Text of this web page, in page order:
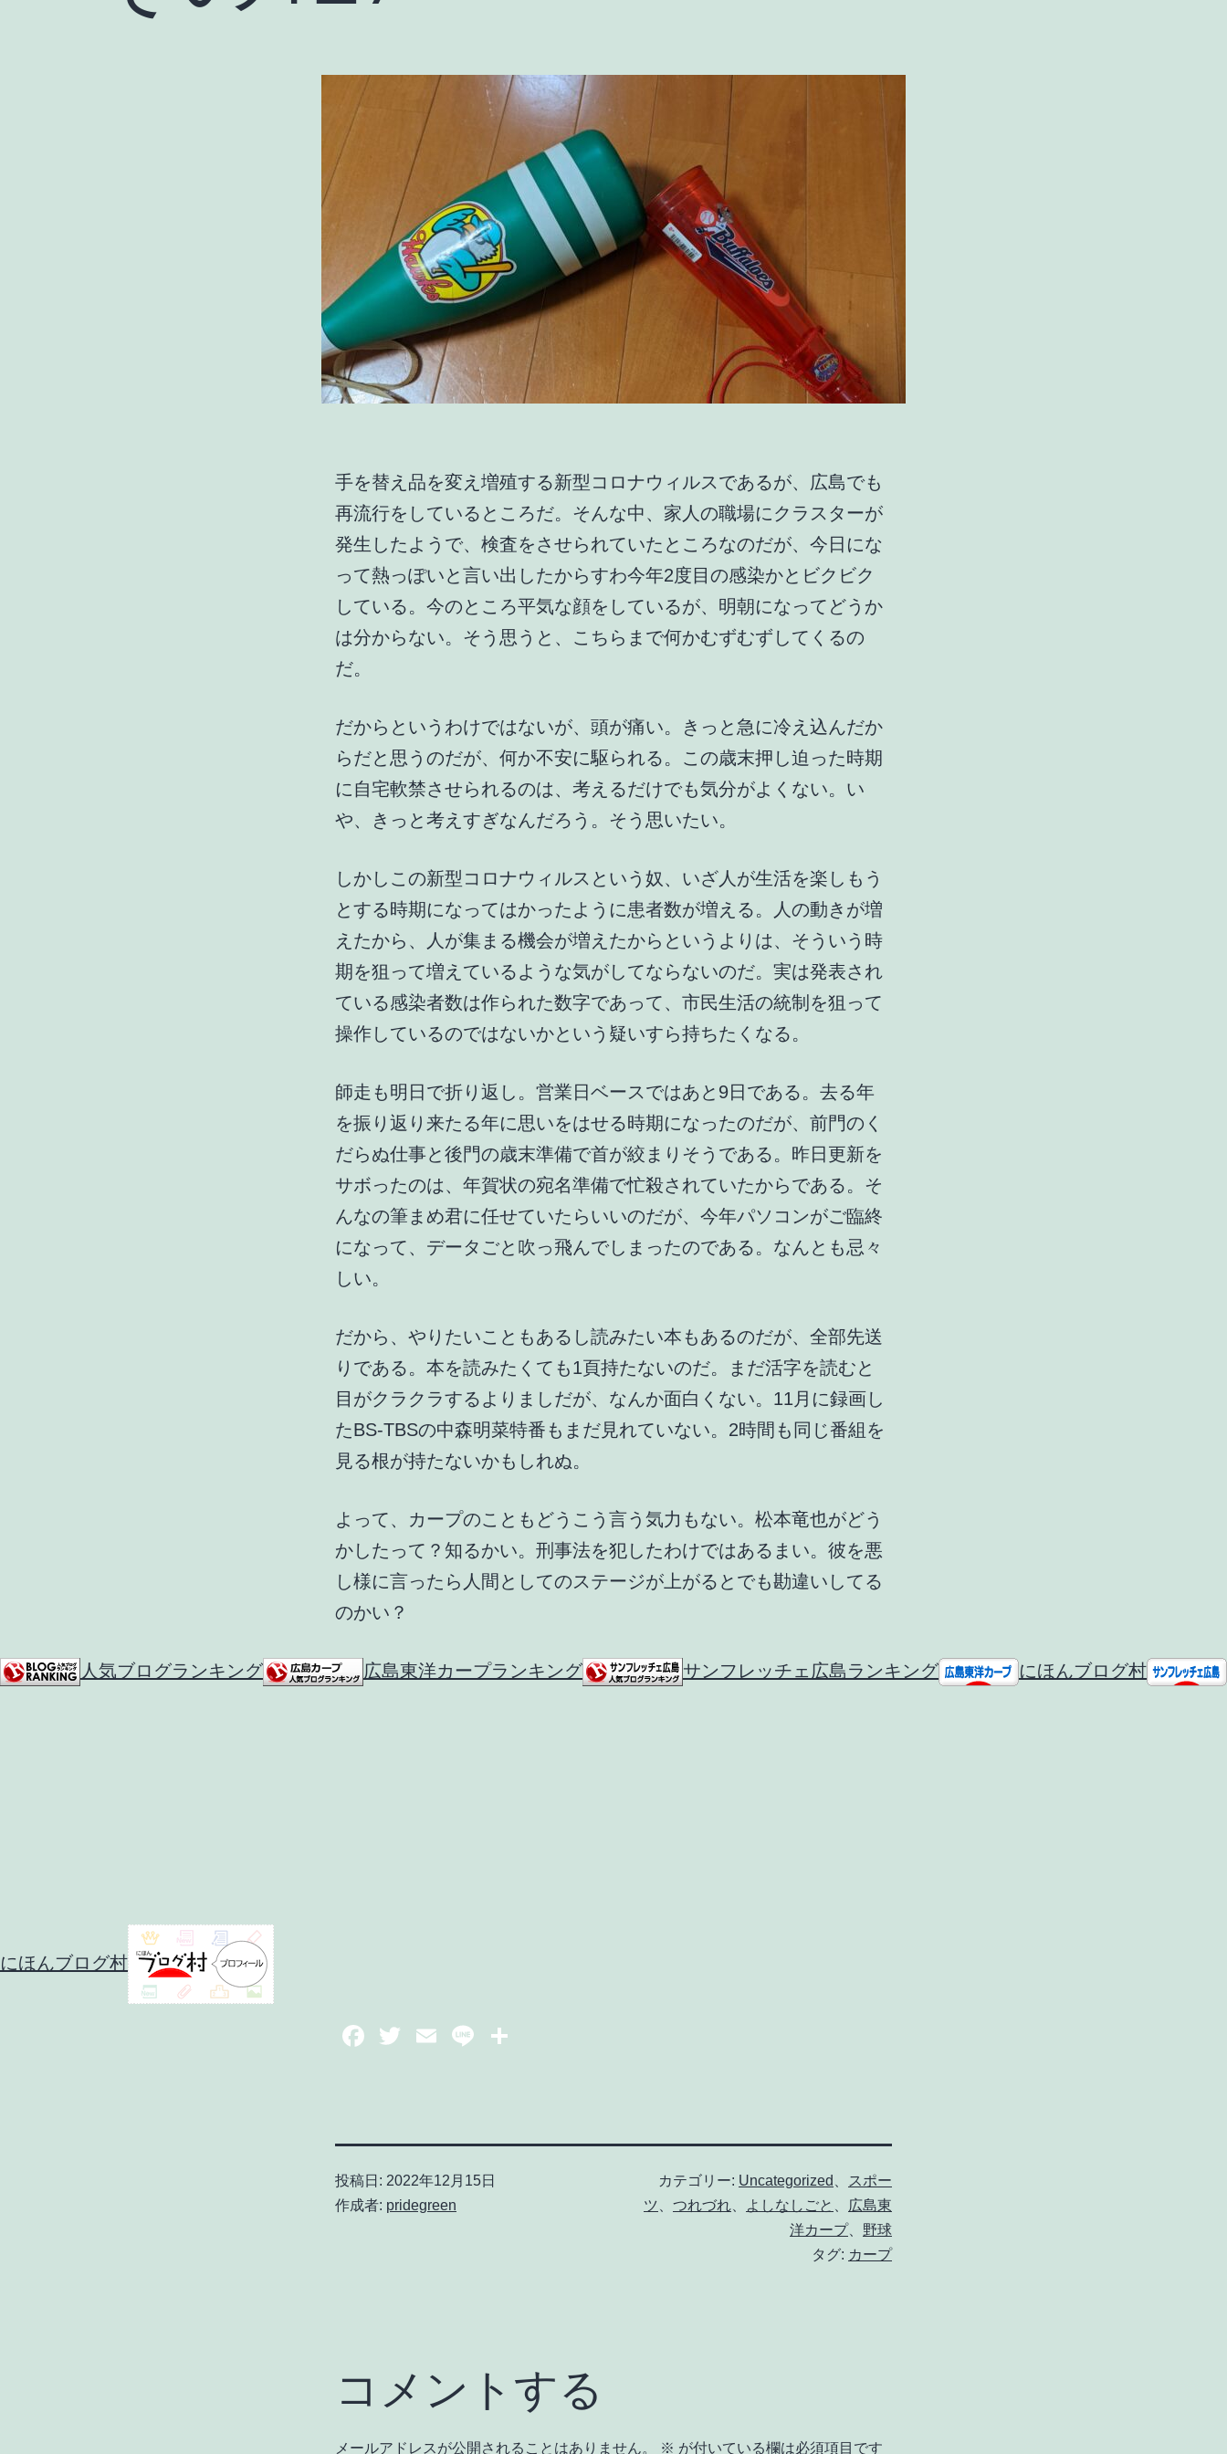
手を替え品を変え増殖する新型コロナウィルスであるが、広島でも
再流行をしているところだ。そんな中、家人の職場にクラスターが
発生したようで、検査をさせられていたところなのだが、今日にな
って熱っぽいと言い出したからすわ今年2度目の感染かとビクビク
している。今のところ平気な顔をしているが、明朝になってどうか
は分からない。そう思うと、こちらまで何かむずむずしてくるの
だ。
だからというわけではないが、頭が痛い。きっと急に冷え込んだか
らだと思うのだが、何か不安に駆られる。この歳末押し迫った時期
に自宅軟禁させられるのは、考えるだけでも気分がよくない。い
や、きっと考えすぎなんだろう。そう思いたい。
しかしこの新型コロナウィルスという奴、いざ人が生活を楽しもう
とする時期になってはかったように患者数が増える。人の動きが増
えたから、人が集まる機会が増えたからというよりは、そういう時
期を狙って増えているような気がしてならないのだ。実は発表され
ている感染者数は作られた数字であって、市民生活の統制を狙って
操作しているのではないかという疑いすら持ちたくなる。
師走も明日で折り返し。営業日ベースではあと9日である。去る年
を振り返り来たる年に思いをはせる時期になったのだが、前門のく
だらぬ仕事と後門の歳末準備で首が絞まりそうである。昨日更新を
サボったのは、年賀状の宛名準備で忙殺されていたからである。そ
んなの筆まめ君に任せていたらいいのだが、今年パソコンがご臨終
になって、データごと吹っ飛んでしまったのである。なんとも忌々
しい。
だから、やりたいこともあるし読みたい本もあるのだが、全部先送
りである。本を読みたくても1頁持たないのだ。まだ活字を読むと
目がクラクラするよりましだが、なんか面白くない。11月に録画し
たBS-TBSの中森明菜特番もまだ見れていない。2時間も同じ番組を
見る根が持たないかもしれぬ。
よって、カープのこともどうこう言う気力もない。松本竜也がどう
かしたって？知るかい。刑事法を犯したわけではあるまい。彼を悪
し様に言ったら人間としてのステージが上がるとでも勘違いしてる
のかい？
人気ブログランキング 広島東洋カープランキング サンフレッチェ広島ランキング にほんブログ村
にほんブログ村
投稿日: 2022年12月15日
作成者: pridegreen
カテゴリー: Uncategorized
スポー
ツ
つれづれ よしなしごと
広島東
洋カープ、 野球
タグ: カープ
コメントする
メールアドレスが公開されることはありません。 ※ が付いている欄は必須項目です